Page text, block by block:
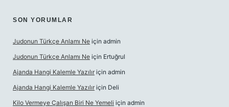
SON YORUMLAR
Judonun Türkçe Anlamı Ne için admin
Judonun Türkçe Anlamı Ne için Ertuğrul
Ajanda Hangi Kalemle Yazılır için admin
Ajanda Hangi Kalemle Yazılır için Deli
Kilo Vermeye Çalışan Biri Ne Yemeli için admin